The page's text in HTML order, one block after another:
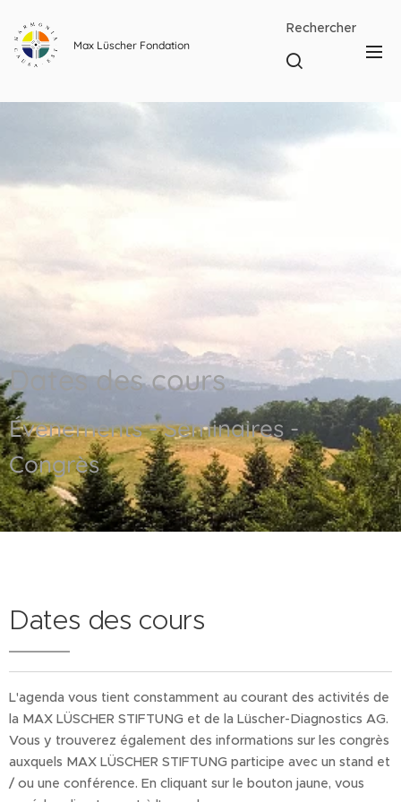
Max Lüscher Fondation
Rechercher
Dates des cours
Événements - Séminaires -
Congrès
Dates des cours
L'agenda vous tient constamment au courant des activités de
la MAX LÜSCHER STIFTUNG et de la Lüscher-Diagnostics AG.
Vous y trouverez également des informations sur les congrès
auxquels MAX LÜSCHER STIFTUNG participe avec un stand et
/ ou une conférence. En cliquant sur le bouton jaune, vous